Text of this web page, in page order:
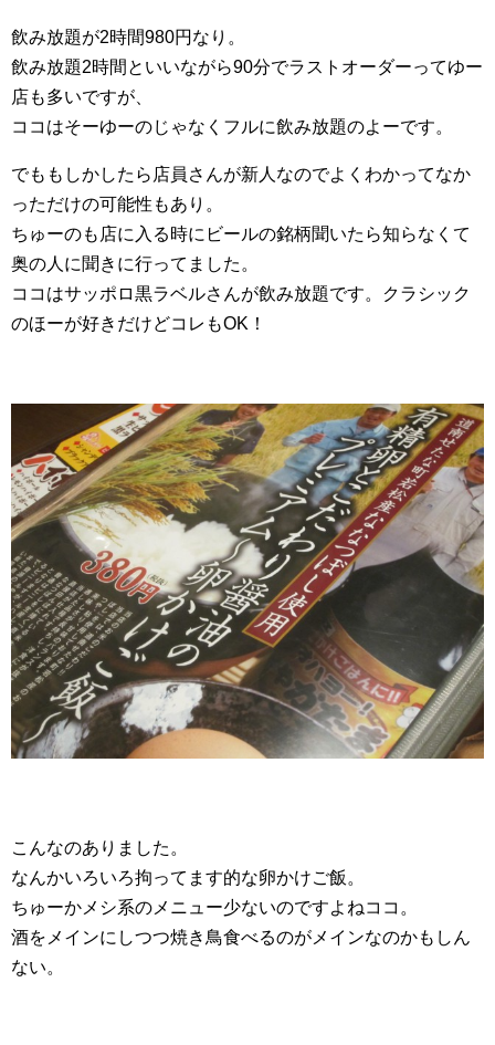
飲み放題が2時間980円なり。
飲み放題2時間といいながら90分でラストオーダーってゆー
店も多いですが、
ココはそーゆーのじゃなくフルに飲み放題のよーです。
でももしかしたら店員さんが新人なのでよくわかってなか
っただけの可能性もあり。
ちゅーのも店に入る時にビールの銘柄聞いたら知らなくて
奥の人に聞きに行ってました。
ココはサッポロ黒ラベルさんが飲み放題です。クラシック
のほーが好きだけどコレもOK！
こんなのありました。
なんかいろいろ拘ってます的な卵かけご飯。
ちゅーかメシ系のメニュー少ないのですよねココ。
酒をメインにしつつ焼き鳥食べるのがメインなのかもしん
ない。